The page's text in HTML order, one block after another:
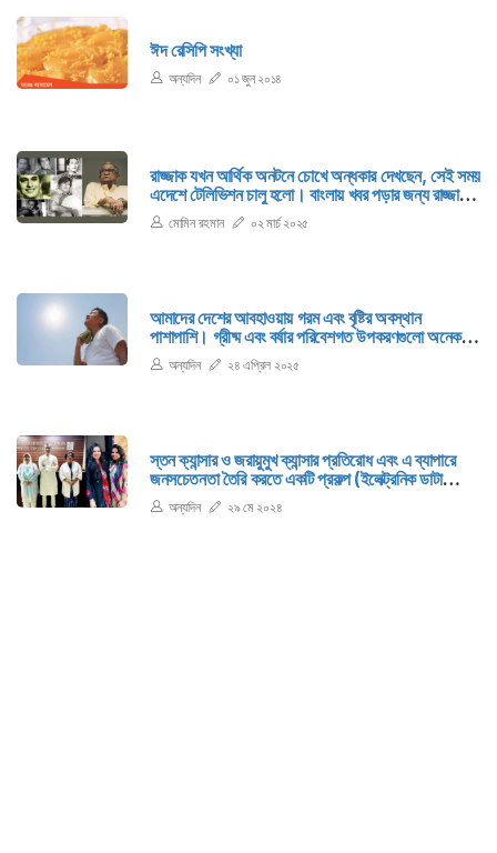
ঈদ রেসিপি সংখ্যা
অন্যদিন ০১ জুন ২০১৪
রাজ্জাক যখন আর্থিক অনটনে চোখে অন্ধকার দেখছেন, সেই সময়
এদেশে টেলিভিশন চালু হলো। বাংলায় খবর পড়ার জন্য রাজ্জাক
অডিশন দিলেন এবং পাসও করলেন।
মোমিন রহমান ০২ মার্চ ২০২৫
আমাদের দেশের আবহাওয়ায় গরম এবং বৃষ্টির অবস্থান
পাশাপাশি। গ্রীষ্ম এবং বর্ষার পরিবেশগত উপকরণগুলো অনেক
সময়েই একাকার হয়ে মিশে থাকে।
অন্যদিন ২৪ এপ্রিল ২০২৫
স্তন ক্যান্সার ও জরায়ুমুখ ক্যান্সার প্রতিরোধ এবং এ ব্যাপারে
জনসচেতনতা তৈরি করতে একটি প্রকল্প (ইলেক্ট্রনিক ডাটা
ট্রাকিংসহ জনসংখ্যাভিত্তিক জরায়ুমুখ ও স্তন ক্যান্সার নির্ণয়
কর্মসূচি বা ইপিসিবিসিএসপি) হাতে নিয়েছে বঙ্গবন্ধু শেখ মুজিব
অন্যদিন ২৯ মে ২০২৪